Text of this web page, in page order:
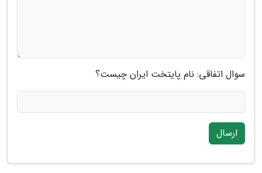
سوال اتفاقی: نام پایتخت ایران چیست؟
ارسال